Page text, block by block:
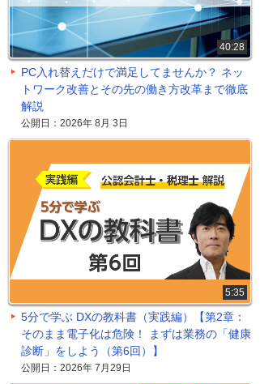
40:28
PC入れ替えだけで満足してませんか？ ネッ
トワーク改善とその先の働き方改革まで徹底
解説
公開日：2026年 8月 3日
5:35
5分で学ぶ DXの教科書（実践編）【第2章：
そのまま電子化は危険！ まずは業務の「健康
診断」をしよう（第6回）】
公開日：2026年 7月29日